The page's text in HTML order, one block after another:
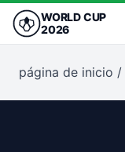
WORLD CUP
2026
página de inicio /